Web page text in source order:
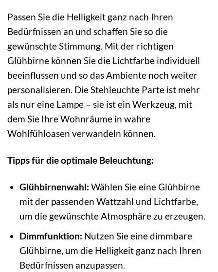
Passen Sie die Helligkeit ganz nach Ihren
Bedürfnissen an und schaffen Sie so die
gewünschte Stimmung. Mit der richtigen
Glühbirne können Sie die Lichtfarbe individuell
beeinflussen und so das Ambiente noch weiter
personalisieren. Die Stehleuchte Parte ist mehr
als nur eine Lampe – sie ist ein Werkzeug, mit
dem Sie Ihre Wohnräume in wahre
Wohlfühloasen verwandeln können.
Tipps für die optimale Beleuchtung:
Glühbirnenwahl: Wählen Sie eine Glühbirne
mit der passenden Wattzahl und Lichtfarbe,
um die gewünschte Atmosphäre zu erzeugen.
Dimmfunktion: Nutzen Sie eine dimmbare
Glühbirne, um die Helligkeit ganz nach Ihren
Bedürfnissen anzupassen.